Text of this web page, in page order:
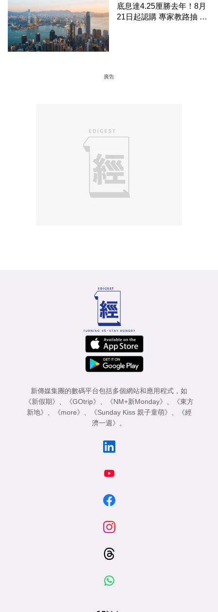
底息達4.25厘勝去年！8月
21日起認購 專家教路抽 20
廣告
新傳媒集團的數碼平台包括多個網站和應用程式，如
《新假期》
《GOtrip》 《NM+新Monday》
《東方
新地》
《more》 《Sunday Kiss 親子童萌》
《經
濟一週》
。